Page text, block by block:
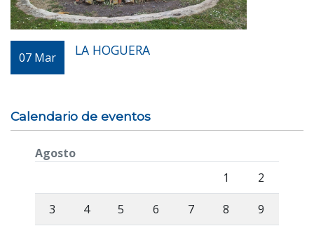
07 Mar LA HOGUERA
Calendario de eventos
Agosto
Viernes Sábado
1 2
3 4 5 6 7 8 9